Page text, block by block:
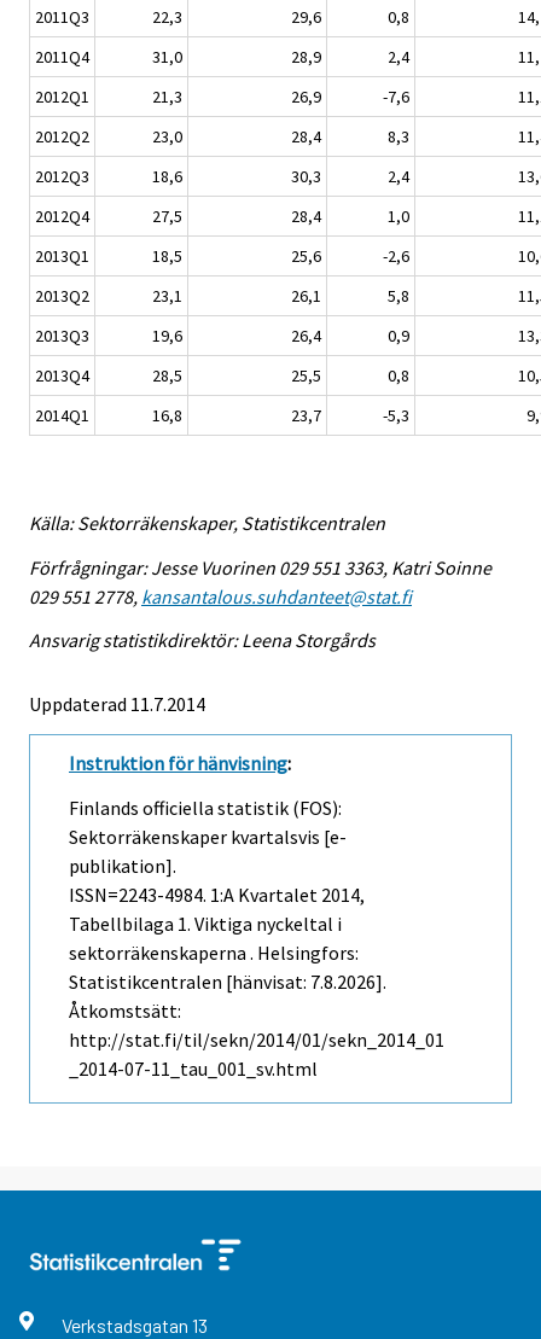
2011Q3
22,3 29,6 0,8
2011Q4
31,0 28,9 2,4
2012Q1
21,3 26,9 -7,6
2012Q2
23,0 28,4 8,3
2012Q3
18,6 30,3 2,4
2012Q4
27,5 28,4 1,0
2013Q1
18,5 25,6 -2,6
2013Q2
23,1 26,1 5,8
2013Q3
19,6 26,4 0,9
2013Q4
28,5 25,5 0,8
2014Q1
16,8 23,7 -5,3
Källa: Sektorräkenskaper, Statistikcentralen
Förfrågningar: Jesse Vuorinen 029 551 3363, Katri Soinne
029 551 2778, kansantalous.suhdanteet@stat.fi
Ansvarig statistikdirektör: Leena Storgårds
Uppdaterad 11.7.2014
Instruktion för hänvisning:
Finlands officiella statistik (FOS):
Sektorräkenskaper kvartalsvis [e-
publikation].
ISSN=2243-4984. 1:a Kvartalet 2014,
Tabellbilaga 1. Viktiga nyckeltal i
sektorräkenskaperna . Helsingfors:
Statistikcentralen [hänvisat: 7.8.2026].
Åtkomstsätt:
http://stat.fi/til/sekn/2014/01/sekn_2014_01
_2014-07-11_tau_001_sv.html
Verkstadsgatan 13